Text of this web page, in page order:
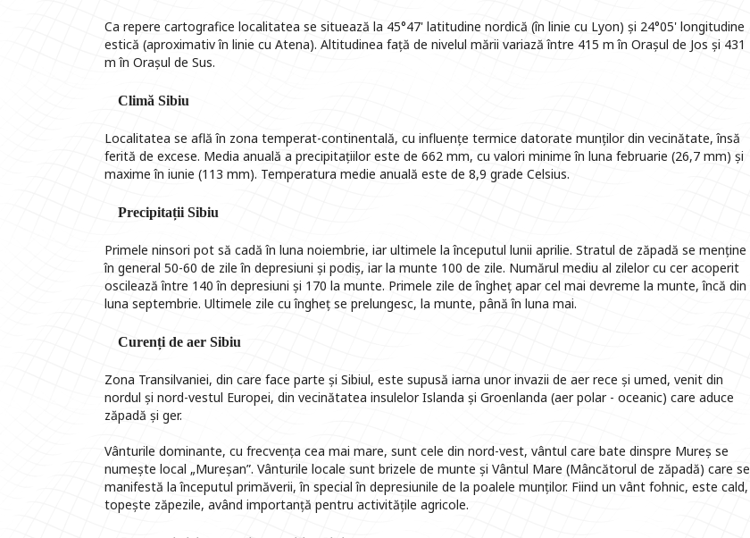
Ca repere cartografice localitatea se situează la 45°47' latitudine nordică (în linie cu Lyon) și 24°05' longitudine
estică (aproximativ în linie cu Atena). Altitudinea față de nivelul mării variază între 415 m în Orașul de Jos și 431
m în Orașul de Sus.
Climă Sibiu
Localitatea se află în zona temperat-continentală, cu influențe termice datorate munților din vecinătate, însă
ferită de excese. Media anuală a precipitațiilor este de 662 mm, cu valori minime în luna februarie (26,7 mm) și
maxime în iunie (113 mm). Temperatura medie anuală este de 8,9 grade Celsius.
Precipitații Sibiu
Primele ninsori pot să cadă în luna noiembrie, iar ultimele la începutul lunii aprilie. Stratul de zăpadă se menține
în general 50-60 de zile în depresiuni și podiș, iar la munte 100 de zile. Numărul mediu al zilelor cu cer acoperit
oscilează între 140 în depresiuni și 170 la munte. Primele zile de îngheț apar cel mai devreme la munte, încă din
luna septembrie. Ultimele zile cu îngheț se prelungesc, la munte, până în luna mai.
Curenți de aer Sibiu
Zona Transilvaniei, din care face parte și Sibiul, este supusă iarna unor invazii de aer rece și umed, venit din
nordul și nord-vestul Europei, din vecinătatea insulelor Islanda și Groenlanda (aer polar - oceanic) care aduce
zăpadă și ger.
Vânturile dominante, cu frecvența cea mai mare, sunt cele din nord-vest, vântul care bate dinspre Mureș se
numește local „Mureșan”. Vânturile locale sunt brizele de munte și Vântul Mare (Mâncătorul de zăpadă) care se
manifestă la începutul primăverii, în special în depresiunile de la poalele munților. Fiind un vânt fohnic, este cald,
topește zăpezile, având importanță pentru activitățile agricole.